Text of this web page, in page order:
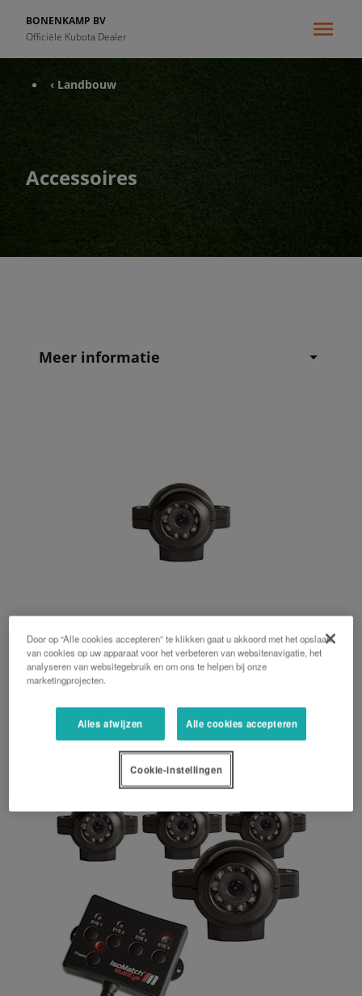
BONENKAMP BV
Officiële Kubota Dealer
‹ Landbouw
Accessoires
Meer informatie
IsoMatch Eye
De IsoMatch Eye is een optionele camera in het
IsoMatch-productassortiment.
Door op “Alle cookies accepteren” te klikken gaat u akkoord met het opslaan
van cookies op uw apparaat voor het verbeteren van websitenavigatie, het
analyseren van websitegebruik en om ons te helpen bij onze
marketingprojecten.
Alles afwijzen Alle cookies accepteren
Cookie-instellingen